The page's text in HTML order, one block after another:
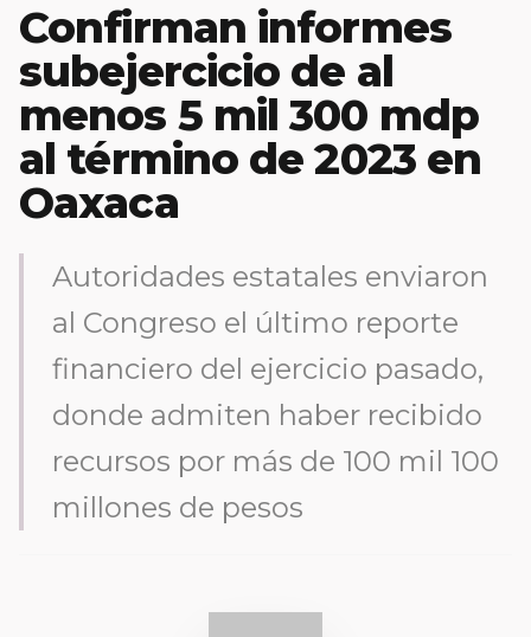
Confirman informes
subejercicio de al
menos 5 mil 300 mdp
al término de 2023 en
Oaxaca
Autoridades estatales enviaron
al Congreso el último reporte
financiero del ejercicio pasado,
donde admiten haber recibido
recursos por más de 100 mil 100
millones de pesos